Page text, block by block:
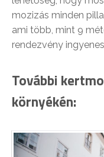
mozizás minden
ami több, mint 9
rendezvény
További
környékén: